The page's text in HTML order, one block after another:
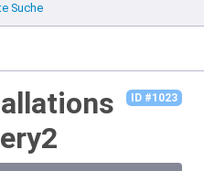
Suche
ID #1023